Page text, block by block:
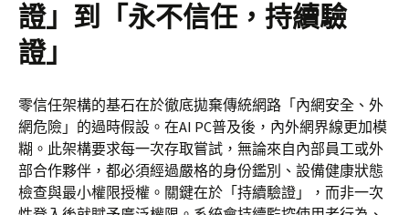
證」到「永不信任，持續驗
證」
零信任架構的基石在於徹底拋棄傳統網路「內網安全、外
網危險」的過時假設。在AI PC普及後，內外網界線更加模
糊。此架構要求每一次存取嘗試，無論來自內部員工或外
部合作夥伴，都必須經過嚴格的身份鑑別、設備健康狀態
檢查與最小權限授權。關鍵在於「持續驗證」，而非一次